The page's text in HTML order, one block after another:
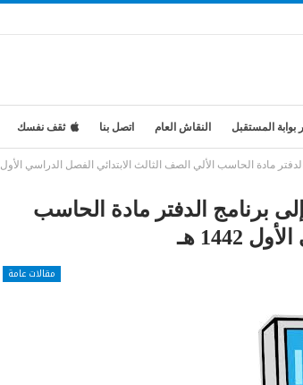
بوابة المستقبل النقاش العام اتصل بنا ثقف نفسك
مادة الحاسب الألي الصف الثالث الابتدائي الفصل الدراسي الأول 1442 هـ
برنامج الدفتر مادة الحاسب
هـ
مقالات عامة